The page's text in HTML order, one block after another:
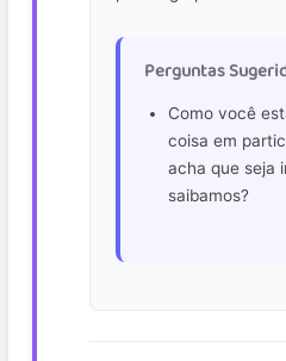
Perguntas
Como você
coisa em
acha que seja
saibamos?